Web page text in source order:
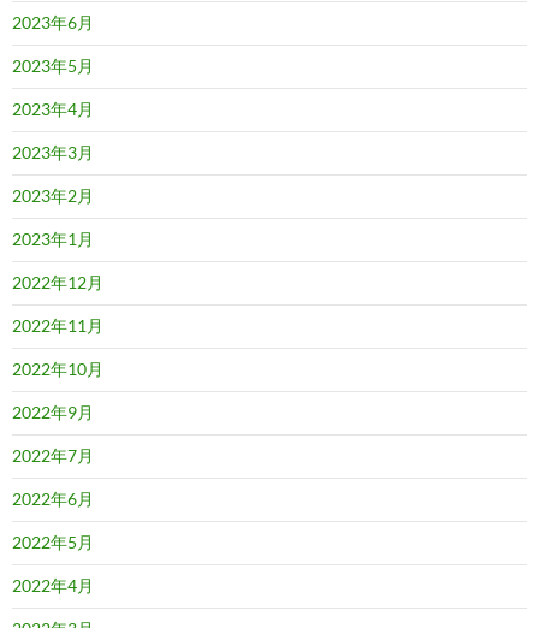
2023年6月
2023年5月
2023年4月
2023年3月
2023年2月
2023年1月
2022年12月
2022年11月
2022年10月
2022年9月
2022年7月
2022年6月
2022年5月
2022年4月